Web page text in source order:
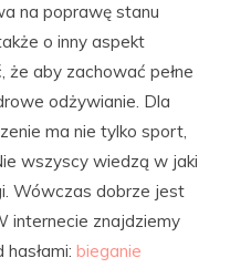
na poprawę stanu
o inny aspekt
aby zachować pełne
odżywianie. Dla
ma nie tylko sport,
wszyscy wiedzą w jaki
Wówczas dobrze jest
internecie znajdziemy
bieganie